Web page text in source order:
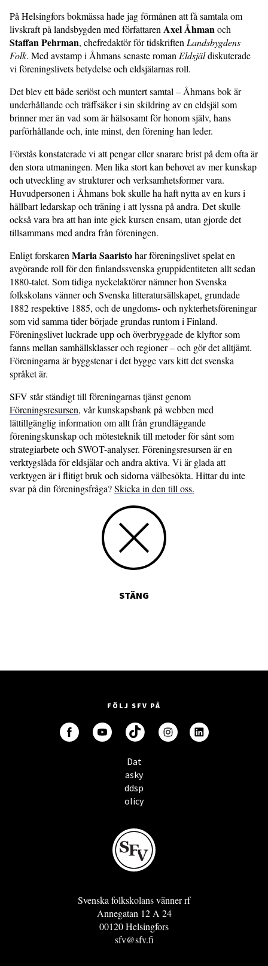
På Helsingfors bokmässa hade jag förmånen att få samtala om
livskraft på landsbygden med författaren Axel Åhmanoch
Staffan Pehrman, chefredaktör för tidskriften Landsbygdens
Folk. Med avstamp i Åhmans senaste roman Eldsjäldiskuterade
vi föreningslivets betydelse och eldsjälarnas roll.
Det blev ett både seriöst och muntert samtal – Åhmans bok är
underhållande och träffsäker i sin skildring av en eldsjäl som
brinner mer än vad som är hälsosamt för honom själv, hans
parförhållande och, inte minst, den förening han leder.
Förstås konstaterade vi att pengar eller snarare brist på dem ofta är
den stora utmaningen. Men lika stort kan behovet av mer kunskap
och utveckling av strukturer och verksamhetsformer vara.
Huvudpersonen i Åhmans bok skulle ha haft nytta av en kurs i
hållbart ledarskap och träning i att lyssna på andra. Det skulle
också vara bra att han inte gick kursen ensam, utan gjorde det
tillsammans med andra från föreningen.
Enligt forskaren Maria Saaristohar föreningslivet spelat en
avgörande roll för den finlandssvenska gruppidentiteten allt sedan
1880-talet. Som tidiga nyckel­aktörer nämner hon Svenska
folkskolans vänner och Svenska litteratursällskapet, grundade
1882 respektive 1885, och de ungdoms- och nykterhetsföreningar
som vid samma tider började grundas runtom i Finland.
Föreningslivet luckrade upp och överbryggade de klyftor som
fanns mellan samhällsklasser och regioner – och gör det alltjämt.
Föreningarna är byggstenar i det bygge vars kitt det svenska
språket är.
SFV står ständigt till föreningarnas tjänst genom
Föreningsresursen, vår kunskapsbank på webben med
lättillgänglig information om allt från grund­läggande
föreningskunskap och mötesteknik till metoder för sånt som
strategi­arbete och SWOT-analyser. Föreningsresursen är en
verktygslåda för eldsjälar och andra aktiva. Vi är glada att
verktygen är i flitigt bruk och sidorna välbesökta. Hittar du inte
svar på din föreningsfråga?Skicka in den till oss.
STÄNG
FÖLJ SFV PÅ
Dat
asky
ddsp
olicy
Svenska folkskolans vänner rf
Annegatan 12 A 24
00120 Helsingfors
sfv@sfv.fi